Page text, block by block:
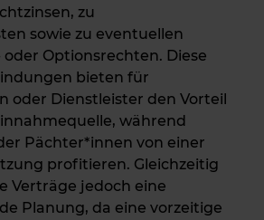
zu
sowie zu eventuellen
Optionsrechten. Diese
bieten für
oder Dienstleister den Vorteil
während
Pächter*innen von einer
profitieren. Gleichzeitig
Verträge jedoch eine
Planung, da eine vorzeitige